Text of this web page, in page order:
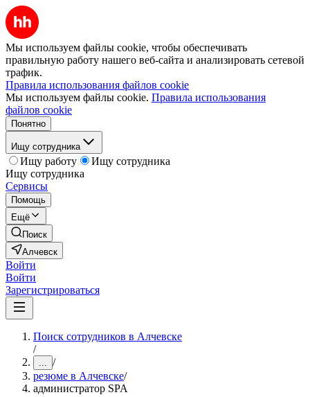
Мы используем файлы cookie, чтобы обеспечивать
правильную работу нашего веб-сайта и анализировать сетевой
трафик.
Правила использования файлов cookie
Мы используем файлы cookie. Правила использования
файлов cookie
Понятно
Ищу сотрудника
Ищу работу
Ищу сотрудника
Ищу сотрудника
Сервисы
Помощь
Ещё
Поиск
Алчевск
Войти
Войти
Зарегистрироваться
Поиск сотрудников в Алчевске
/
... /
резюме в Алчевске/
администратор SPA